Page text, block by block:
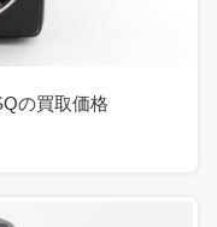
の買取価格